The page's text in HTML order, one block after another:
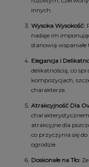
innych.
Wysoka Wysokość:
nadaje im
stanowią wspaniałe
Elegancja i
delikatnością, co
kompozycjach,
charakterze.
Atrakcyjność Dla
atrakcyjne dla
co przyczynia się
ogrodzie.
Doskonałe na Tło: